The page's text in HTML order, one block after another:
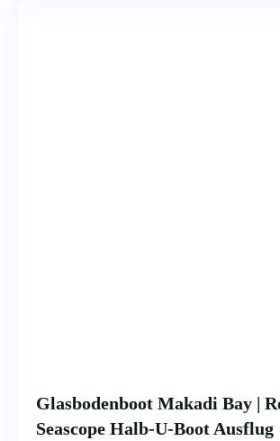
Glasbodenboot Makadi Bay |
Seascope Halb-U-Boot Ausflug